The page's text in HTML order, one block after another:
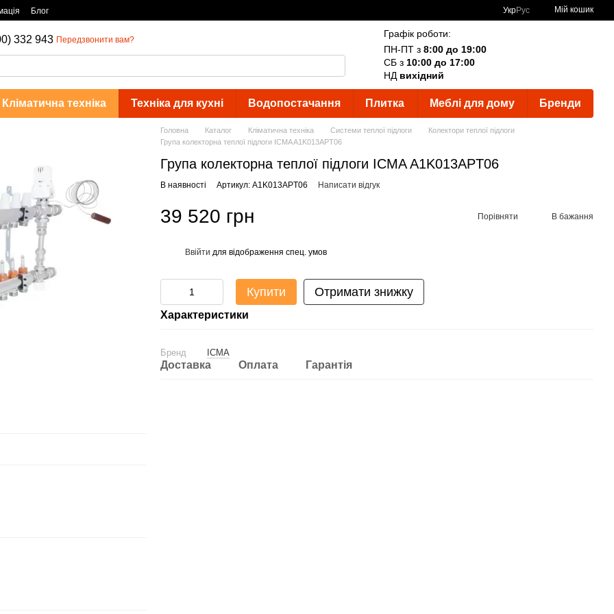
Блог УкрРус Мій кошик
332 943 Передзвонити вам?
Графік роботи:
ПН-ПТ з 8:00 до 19:00
СБ з 10:00 до 17:00
НД вихідний
Кліматична техніка Техніка для кухні Водопостачання Плитка Меблі для дому Бренди
Головна Каталог Кліматична техніка Системи теплої підлоги
Колектори теплої підлоги
Група колекторна теплої підлоги ICMA A1K013APT06
Група колекторна теплої підлоги ICMA A1K013APT06
В наявності Артикул: A1K013APT06 Написати відгук
39 520 грн Порівняти В бажання
Ввійти для відображення спец. умов
Купити Отримати знижку
Характеристики
Бренд ICMA
Доставка Оплата Гарантія